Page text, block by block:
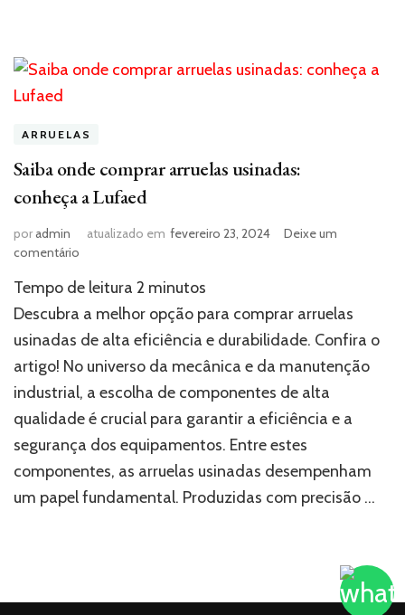
ARRUELAS
Saiba onde comprar arruelas usinadas:
conheça a Lufaed
poradmin atualizado em fevereiro 23, 2024
Deixe um
comentário
onde
comprar
usinadas:
conheça
Lufaed
Tempo de leitura 2 minutos
Descubra a melhor opção para comprar arruelas
usinadas de alta eficiência e durabilidade. Confira o
artigo! No universo da mecânica e da manutenção
industrial, a escolha de componentes de alta
qualidade é crucial para garantir a eficiência e a
segurança dos equipamentos. Entre estes
componentes, as arruelas usinadas desempenham
um papel fundamental. Produzidas com precisão …